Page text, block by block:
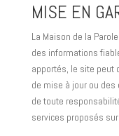
MISE EN
La Maison de la
des informations
apportés, le site peut
de mise à jour ou des
de toute
services proposés